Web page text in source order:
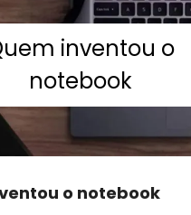
inventou o
notebook
o notebook